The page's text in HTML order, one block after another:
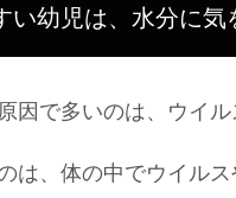
い幼児は、水分に気
因で多いのは、ウイ
は、体の中でウイル